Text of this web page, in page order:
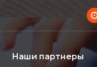
Наши партнеры